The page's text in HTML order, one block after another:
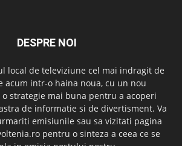
DESPRE NOI
local de televiziune cel mai indragit de
acum intr-o haina noua, cu un nou
strategie mai buna pentru a acoperi
de informatie si de divertisment. Va
emisiunile sau sa vizitati pagina
pentru o sinteza a ceea ce se